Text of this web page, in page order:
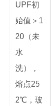
UPF初
始值＞1
20（未
水
洗），
熔点25
2℃，玻